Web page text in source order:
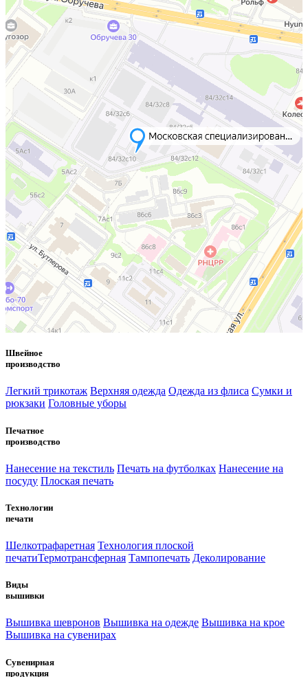
Швейное
производство
Легкий трикотаж Верхняя одежда Одежда из флиса Сумки и
рюкзаки Головные уборы
Печатное
производство
Нанесение на текстиль Печать на футболках Нанесение на
посуду Плоская печать
Технологии
печати
Шелкотрафаретная Технология плоской
печатиТермотрансферная Тампопечать Деколирование
Виды
вышивки
Вышивка шевронов Вышивка на одежде Вышивка на крое
Вышивка на сувенирах
Сувенирная
продукция